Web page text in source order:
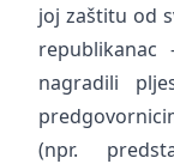
joj zaštitu od
nagradili
(npr.